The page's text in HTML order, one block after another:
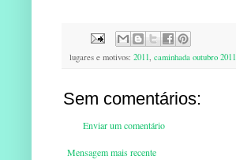
lugares e motivos: 2011, caminhada outubro 2011
Sem comentários:
Enviar um comentário
Mensagem mais recente